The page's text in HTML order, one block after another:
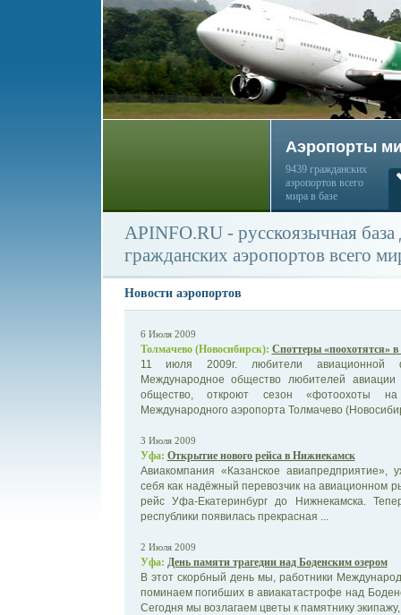
Аэропорты
9439 гражданских
аэропортов всего
мира в базе
APINFO.RU - русскоязычная
гражданских аэропортов всего
Новости аэропортов
6 Июля 2009
Толмачево (Новосибирск): Споттеры «поохотятся»
11 июля 2009г. любители авиационной
Международное общество любителей авиации
общество, откроют сезон «фотоохоты
Международного аэропорта Толмачево
3 Июля 2009
Уфа: Открытие нового рейса в Нижнекамск
Авиакомпания «Казанское авиапредприятие»,
себя как надёжный перевозчик на авиационном
рейс Уфа-Екатеринбург до Нижнекамска.
республики появилась прекрасная ...
2 Июля 2009
Уфа: День памяти трагедии над Боденским озером
В этот скорбный день мы, работники
поминаем погибших в авиакатастрофе над
Сегодня мы возлагаем цветы к памятнику